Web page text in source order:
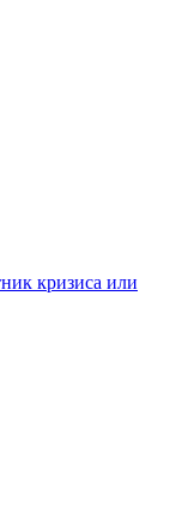
кризиса или